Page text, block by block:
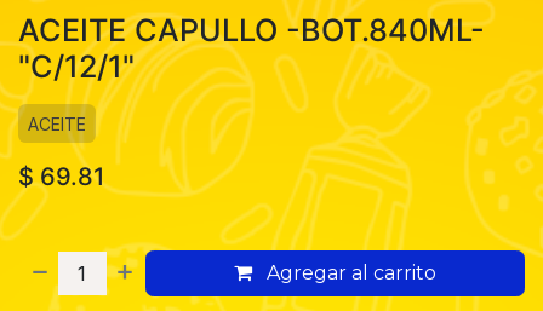
ACEITE CAPULLO -BOT.840ML-
"C/12/1"
ACEITE
$69.81
Agregar al carrito